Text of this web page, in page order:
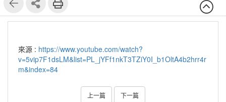
來源 : https://www.youtube.com/watch?
v=5vip7F1dsLM&list=PL_jYFf1nkT3TZiY0I_b1OltA4b2hrr4r
m&index=84
上一篇 下一篇